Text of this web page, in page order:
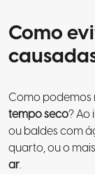
Como
Como
tempo seco? Ao
ou baldes com
quarto, ou o
ar.